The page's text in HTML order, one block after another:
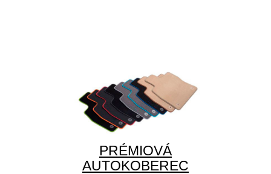
PRÉMIOVÁ
AUTOKOBEREC